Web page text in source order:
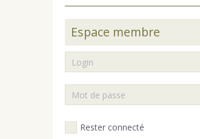
Espace membre
Rester connecté